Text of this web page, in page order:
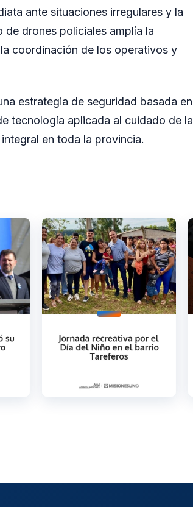
ante situaciones irregulares y la
drones policiales amplía la
coordinación de los operativos y
estrategia de seguridad basada en
tecnología aplicada al cuidado de la
en toda la provincia.